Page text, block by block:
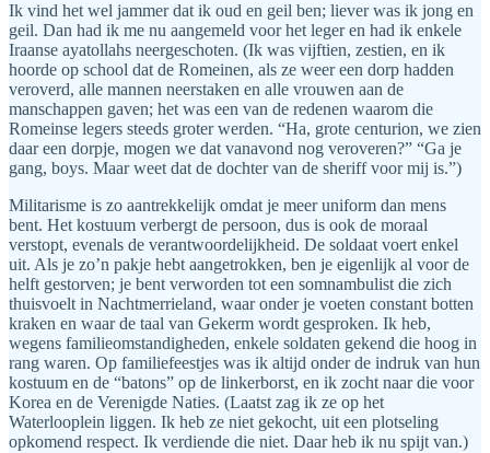
Ik vind het wel jammer dat ik oud en geil ben; liever was ik jong en
geil. Dan had ik me nu aangemeld voor het leger en had ik enkele
Iraanse ayatollahs neergeschoten. (Ik was vijftien, zestien, en ik
hoorde op school dat de Romeinen, als ze weer een dorp hadden
veroverd, alle mannen neerstaken en alle vrouwen aan de
manschappen gaven; het was een van de redenen waarom die
Romeinse legers steeds groter werden. “Ha, grote centurion, we zien
daar een dorpje, mogen we dat vanavond nog veroveren?” “Ga je
gang, boys. Maar weet dat de dochter van de sheriff voor mij is.”)
Militarisme is zo aantrekkelijk omdat je meer uniform dan mens
bent. Het kostuum verbergt de persoon, dus is ook de moraal
verstopt, evenals de verantwoordelijkheid. De soldaat voert enkel
uit. Als je zo’n pakje hebt aangetrokken, ben je eigenlijk al voor de
helft gestorven; je bent verworden tot een somnambulist die zich
thuisvoelt in Nachtmerrieland, waar onder je voeten constant botten
kraken en waar de taal van Gekerm wordt gesproken. Ik heb,
wegens familieomstandigheden, enkele soldaten gekend die hoog in
rang waren. Op familiefeestjes was ik altijd onder de indruk van hun
kostuum en de “batons” op de linkerborst, en ik zocht naar die voor
Korea en de Verenigde Naties. (Laatst zag ik ze op het
Waterlooplein liggen. Ik heb ze niet gekocht, uit een plotseling
opkomend respect. Ik verdiende die niet. Daar heb ik nu spijt van.)